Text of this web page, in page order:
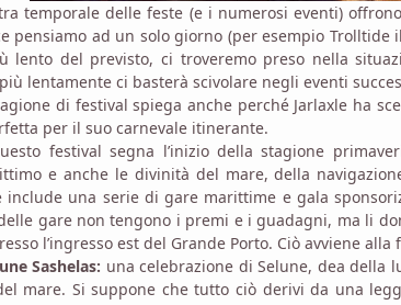
temporale delle feste (e i numerosi eventi)
pensiamo ad un solo giorno (per esempio
lento del previsto, ci troveremo preso nella
più lentamente ci basterà scivolare negli eventi
di festival spiega anche perché Jarlaxle ha
per il suo carnevale itinerante.
festival segna l’inizio della stagione
e anche le divinità del mare, della
una serie di gare marittime e gala
gare non tengono i premi e i guadagni, ma li
l’ingresso est del Grande Porto. Ciò avviene alla
Sashelas: una celebrazione di Selune, dea della
mare. Si suppone che tutto ciò derivi da una